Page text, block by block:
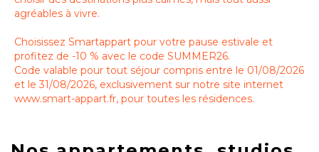
agréables à vivre.
Choisissez Smartappart pour votre pause estivale et
profitez de -10 % avec le code SUMMER26.
Code valable pour tout séjour compris entre le 01/08/2026
et le 31/08/2026, exclusivement sur notre site internet
www.smart-appart.fr, pour toutes les résidences.